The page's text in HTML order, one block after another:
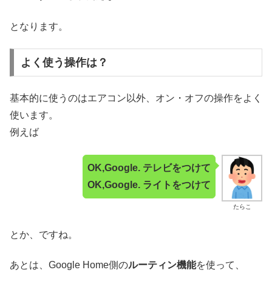
となります。
よく使う操作は？
基本的に使うのはエアコン以外、オン・オフの操作をよく
使います。
例えば
たらこ
OK,Google. テレビをつけて
OK,Google. ライトをつけて
とか、ですね。
あとは、Google Home側のルーティン機能を使って、